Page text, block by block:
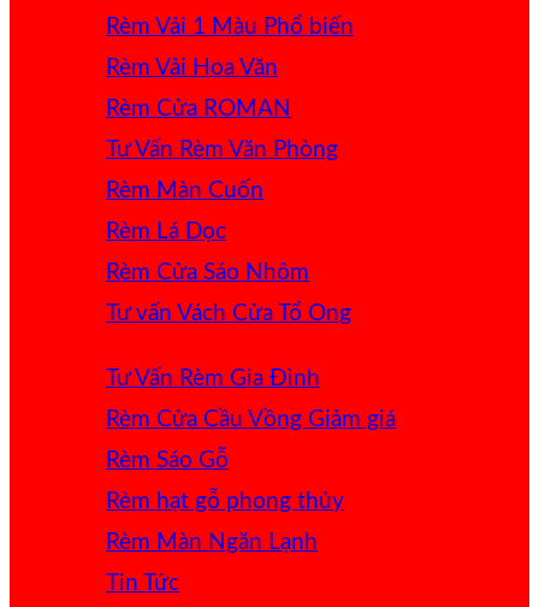
Rèm Vải 1 Màu
Rèm Vải Hoa Văn
Rèm Cửa ROMAN
Tư Vấn Rèm Văn Phòng
Rèm Màn Cuốn
Rèm Lá Dọc
Rèm Cửa Sáo Nhôm
Tư vấn Vách Cửa Tổ Ong
Tư Vấn Rèm Gia Đình
Rèm Cửa Cầu Vồng
Rèm Sáo Gỗ
Rèm hạt gỗ phong thủy
Rèm Màn Ngăn Lạnh
Tin Tức